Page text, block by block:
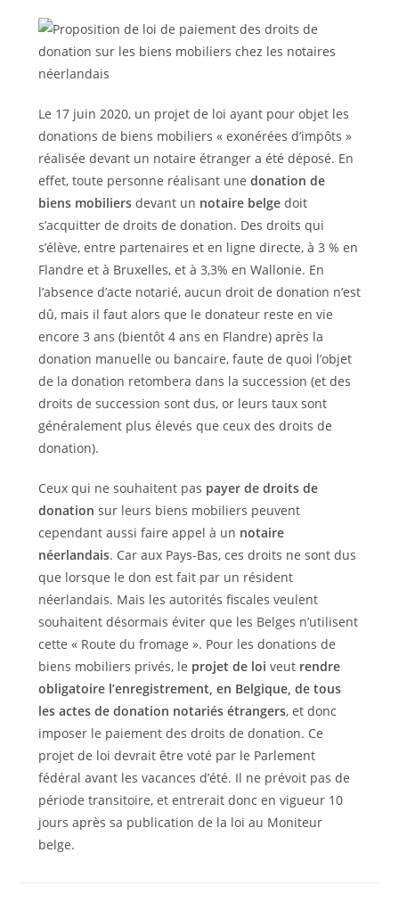
Le 17 juin 2020, un projet de loi ayant pour objet les
donations de biens mobiliers « exonérées d’impôts »
réalisée devant un notaire étranger a été déposé. En
effet, toute personne réalisant une donation de
biens mobiliers devant un notaire belgedoit
s’acquitter de droits de donation. Des droits qui
s’élève, entre partenaires et en ligne directe, à 3 % en
Flandre et à Bruxelles, et à 3,3% en Wallonie. En
l’absence d’acte notarié, aucun droit de donation n’est
dû, mais il faut alors que le donateur reste en vie
encore 3 ans (bientôt 4 ans en Flandre) après la
donation manuelle ou bancaire, faute de quoi l’objet
de la donation retombera dans la succession (et des
droits de succession sont dus, or leurs taux sont
généralement plus élevés que ceux des droits de
donation).
Ceux qui ne souhaitent pas payer de droits de
donation sur leurs biens mobiliers peuvent
cependant aussi faire appel à un notaire
néerlandais. Car aux Pays-Bas, ces droits ne sont dus
que lorsque le don est fait par un résident
néerlandais. Mais les autorités fiscales veulent
souhaitent désormais éviter que les Belges n’utilisent
cette « Route du fromage ». Pour les donations de
biens mobiliers privés, le projet de loi veutrendre
obligatoire l’enregistrement, en Belgique, de tous
les actes de donation notariés étrangers, et donc
imposer le paiement des droits de donation. Ce
projet de loi devrait être voté par le Parlement
fédéral avant les vacances d’été. Il ne prévoit pas de
période transitoire, et entrerait donc en vigueur 10
jours après sa publication de la loi au Moniteur
belge.